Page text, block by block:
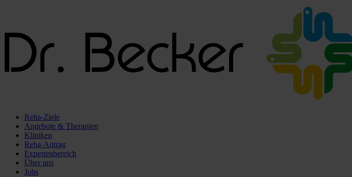
Reha-Ziele
Angebote & Therapien
Kliniken
Reha-Antrag
Expertenbereich
Über uns
Jobs